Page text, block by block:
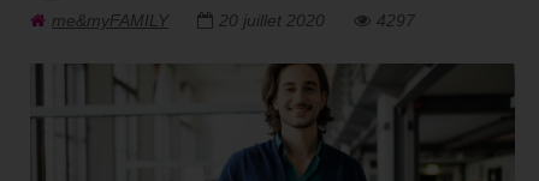
me&myFAMILY
20 juillet 2020 4297